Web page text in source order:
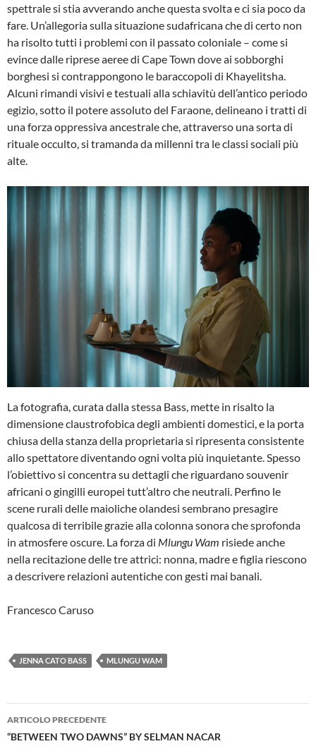
spettrale si stia avverando anche questa svolta e ci sia poco da
fare. Un’allegoria sulla situazione sudafricana che di certo non
ha risolto tutti i problemi con il passato coloniale – come si
evince dalle riprese aeree di Cape Town dove ai sobborghi
borghesi si contrappongono le baraccopoli di Khayelitsha.
Alcuni rimandi visivi e testuali alla schiavitù dell’antico periodo
egizio, sotto il potere assoluto del Faraone, delineano i tratti di
una forza oppressiva ancestrale che, attraverso una sorta di
rituale occulto, si tramanda da millenni tra le classi sociali più
alte.
La fotografia, curata dalla stessa Bass, mette in risalto la
dimensione claustrofobica degli ambienti domestici, e la porta
chiusa della stanza della proprietaria si ripresenta consistente
allo spettatore diventando ogni volta più inquietante. Spesso
l’obiettivo si concentra su dettagli che riguardano souvenir
africani o gingilli europei tutt’altro che neutrali. Perfino le
scene rurali delle maioliche olandesi sembrano presagire
qualcosa di terribile grazie alla colonna sonora che sprofonda
in atmosfere oscure. La forza di Mlungu Wam risiede anche
nella recitazione delle tre attrici: nonna, madre e figlia riescono
a descrivere relazioni autentiche con gesti mai banali.
Francesco Caruso
JENNA CATO BASS MLUNGU WAM
Navigazione
articolo
ARTICOLO PRECEDENTE
“BETWEEN TWO DAWNS” BY SELMAN NACAR